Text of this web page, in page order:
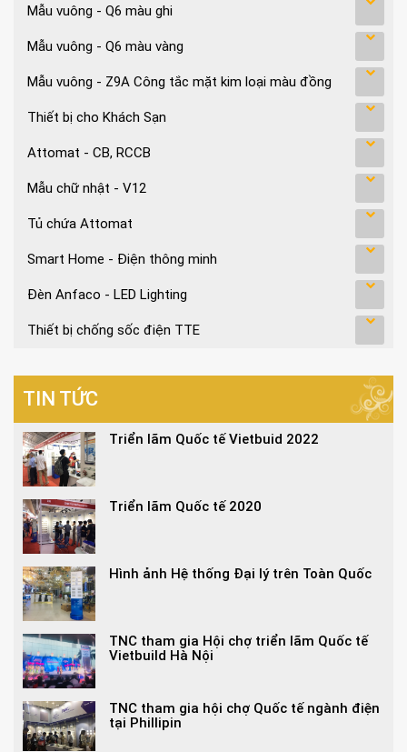
Mẫu vuông - Q6 màu ghi
Mẫu vuông - Q6 màu vàng
Mẫu vuông - Z9A Công tắc mặt kim loại màu đồng
Thiết bị cho Khách Sạn
Attomat - CB, RCCB
Mẫu chữ nhật - V12
Tủ chứa Attomat
Smart Home - Điện thông minh
Đèn Anfaco - LED Lighting
Thiết bị chống sốc điện TTE
TIN TỨC
Triển lãm Quốc tế Vietbuid 2022
Triển lãm Quốc tế 2020
Hình ảnh Hệ thống Đại lý trên Toàn Quốc
TNC tham gia Hội chợ triển lãm Quốc tế
Vietbuild Hà Nội
TNC tham gia hội chợ Quốc tế ngành điện
tại Phillipin